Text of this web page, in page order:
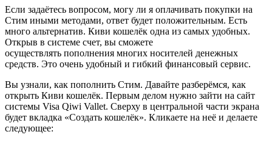
Если задаётесь вопросом, могу ли я оплачивать покупки на
Стим иными методами, ответ будет положительным. Есть
много альтернатив. Киви кошелёк одна из самых удобных.
Открыв в системе счет, вы сможете
осуществлять пополнения многих носителей денежных
средств. Это очень удобный и гибкий финансовый сервис.
Вы узнали, как пополнить Стим. Давайте разберёмся, как
открыть Киви кошелёк. Первым делом нужно зайти на сайт
системы Visa Qiwi Vallet. Сверху в центральной части экрана
будет вкладка «Создать кошелёк». Кликаете на неё и делаете
следующее: